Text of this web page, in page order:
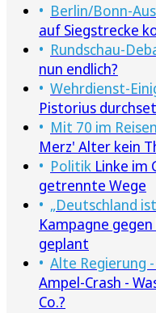
Berlin/Bonn-
auf Siegstrecke
Rundschau-
nun endlich?
Wehrdienst-
Pistorius
Mit 70 im
Merz' Alter kein
Politik Linke im
getrennte Wege
„Deutschland
Kampagne
geplant
Alte Regierung
Ampel-Crash -
Co.?